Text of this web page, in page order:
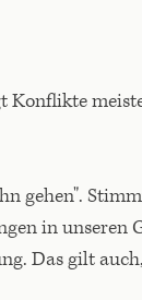
Konflikte
gehen".
in unseren
Das gilt